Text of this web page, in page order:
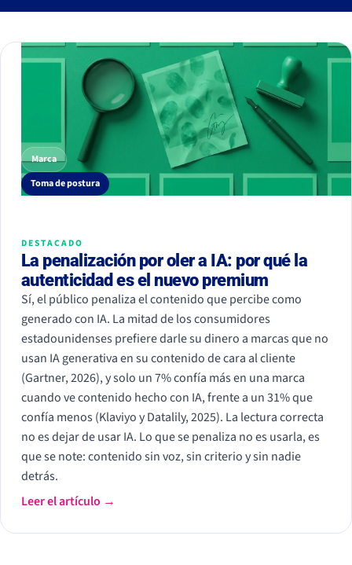
Marca
Toma de postura
DESTACADO
La penalización por oler a IA: por qué la
autenticidad es el nuevo premium
Sí, el público penaliza el contenido que percibe como
generado con IA. La mitad de los consumidores
estadounidenses prefiere darle su dinero a marcas que no
usan IA generativa en su contenido de cara al cliente
(Gartner, 2026), y solo un 7% confía más en una marca
cuando ve contenido hecho con IA, frente a un 31% que
confía menos (Klaviyo y Datalily, 2025). La lectura correcta
no es dejar de usar IA. Lo que se penaliza no es usarla, es
que se note: contenido sin voz, sin criterio y sin nadie
detrás.
Leer el artículo →